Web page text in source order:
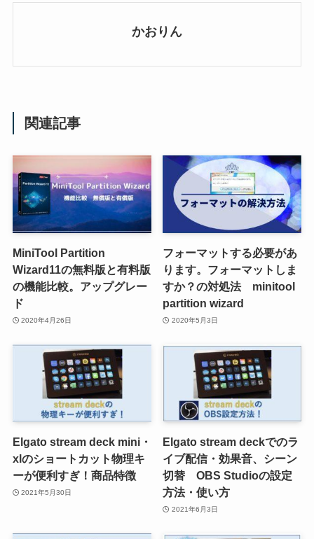
かおりん
関連記事
MiniTool Partition
Wizard11の無料版と有料版
の機能比較。アップグレー
ド
2020年4月26日
フォーマットする必要があ
ります。フォーマットしま
すか？の対処法 minitool
partition wizard
2020年5月3日
Elgato stream deck mini・
xlのショートカット物理キ
ーが便利すぎ！商品特徴
2021年5月30日
Elgato stream deckでのラ
イブ配信・効果音、シーン
切替 OBS Studioの設定
方法・使い方
2021年6月3日